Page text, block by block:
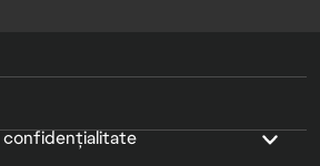
confidențialitate